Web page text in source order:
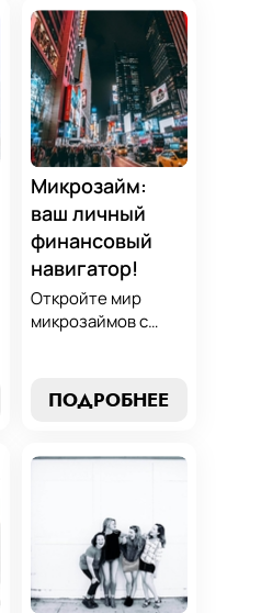
стратегии
погашения и
обеспечить себе
финансовую
стабильность. Ваш
ключ к умным
финансам здесь!
Микрозайм:
ваш личный
финансовый
навигатор!
Откройте мир
микрозаймов с
лучшие стратегии
погашения и
избежанию
финансово
грамотным с нами!
ПОДРОБНЕЕ